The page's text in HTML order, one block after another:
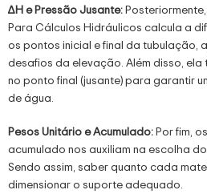
∆H e Pressão Jusante:
Para Cálculos Hidráulicos calcula a
os pontos inicial e final da tubulação,
desafios da elevação. Além disso,
no ponto final (jusante) para garantir
de água.
Pesos Unitário e Acumulado:Por fim,
acumulado nos auxiliam na escolha
Sendo assim, saber quanto cada
dimensionar o suporte adequado.